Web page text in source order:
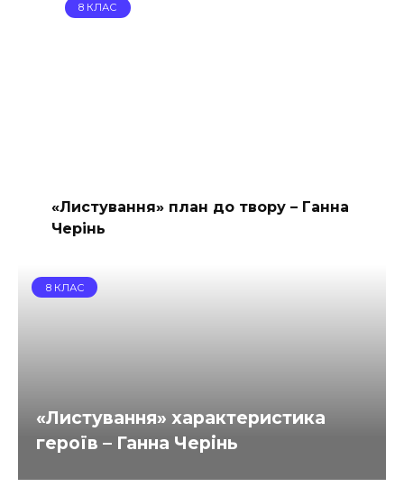
8 КЛАС
«Листування» план до твору – Ганна
Черінь
8 КЛАС
«Листування» характеристика
героїв – Ганна Черінь